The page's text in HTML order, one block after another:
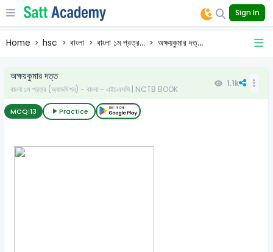
Sign In
Home hsc বাংলা বাংলা ১ম প্রত্র... অক্ষয়কুমার দত্...
অক্ষয়কুমার দত্ত
বাংলা ১ম প্রত্র (অ্যাডমিশন) - বাংলা - এইচএসসি | NCTB BOOK
1.1k
MCQ:13 Practice